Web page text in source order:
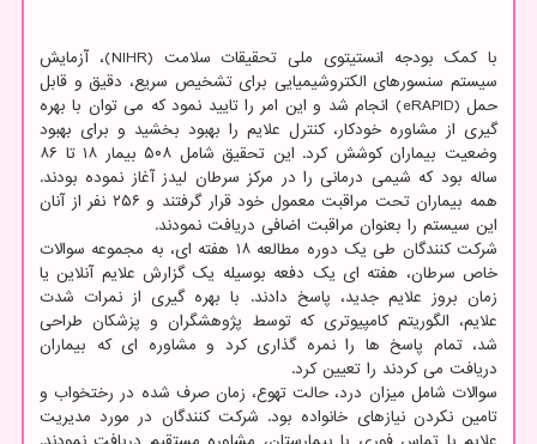
با کمک بودجه انستیتوی ملی تحقیقات سلامت (NIHR)، آزمایش
سیستم سنسورهای الکتروشیمیایی برای تشخیص سریع، دقیق و قابل
حمل (eRAPID) انجام شد و این امر را تایید نمود که می توان با بهره
گیری از مشاوره خودکار، کنترل علایم را بهبود بخشید و برای بهبود
وضعیت بیماران کوشش کرد. این تحقیق شامل ۵۰۸ بیمار ۱۸ تا ۸۶
ساله بود که شیمی درمانی را در مرکز سرطان لیدز آغاز نموده بودند.
همه بیماران تحت مراقبت معمول خود قرار گرفتند و ۲۵۶ نفر از آنان
این سیستم را بعنوان مراقبت اضافی دریافت نمودند.
شرکت کنندگان طی یک دوره مطالعه ۱۸ هفته ای، به مجموعه سوالات
خاص سرطان، هفته ای یک دفعه بوسیله یک گزارش علایم آنلاین یا
زمان بروز علایم جدید، پاسخ دادند. با بهره گیری از نمرات شدت
علایم، الگوریتم کامپیوتری که توسط پژوهشگران و پزشکان طراحی
شد، تمام پاسخ ها را نمره گذاری کرد و مشاوره ای که بیماران
دریافت می کردند را تعیین کرد.
سوالات شامل میزان درد، حالت تهوع، زمان صرف شده در رختخواب و
تامین نکردن نیازهای خانواده بود. شرکت کنندگان در مورد مدیریت